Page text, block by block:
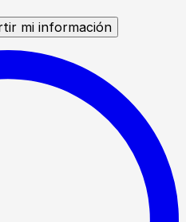
mi información